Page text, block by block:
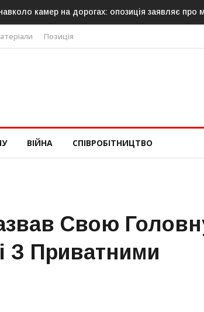
заявляє про можливе російське походження
Позиція
ВІЙНА СПІВРОБІТНИЦТВО
Свою
З Приватними